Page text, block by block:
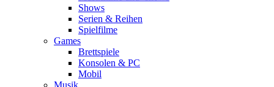
Shows
Serien & Reihen
Spielfilme
Games
Brettspiele
Konsolen & PC
Mobil
Musik